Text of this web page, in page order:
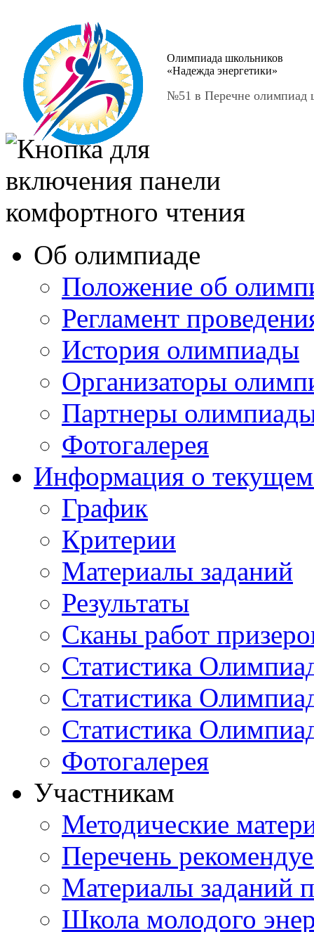
Олимпиада школьников
«Надежда энергетики»
№51 в Перечне олимпиад
Об олимпиаде
Положение об
Регламент
История олимпиады
Организаторы
Партнеры
Фотогалерея
Информация о текущем
График
Критерии
Материалы заданий
Результаты
Сканы работ
Статистика
Статистика
Статистика
Фотогалерея
Участникам
Методические
Перечень
Материалы заданий
Школа молодого